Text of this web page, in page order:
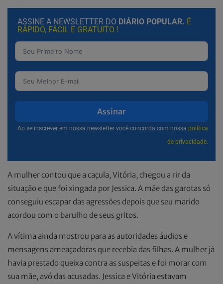
ASSINE A NEWSLETTER DO DIÁRIO POPULAR. É
RÁPIDO, FÁCIL E GRATUITO !
Assinar
Ao se inscrever em nossa newsletter você concorda com nossa política
de privacidade.
A mulher contou que a caçula, Vitória, chegou a rir da
situação e que foi xingada por Jessica. A mãe das garotas só
conseguiu escapar das agressões depois que seu marido
acordou com o barulho de seus gritos.
A vítima ainda mostrou para as autoridades áudios e
mensagens ameaçadoras que recebia das filhas. A mulher já
havia prestado queixa contra as suspeitas e foi morar com
sua mãe, avó das acusadas. Jessica e Vitória estavam